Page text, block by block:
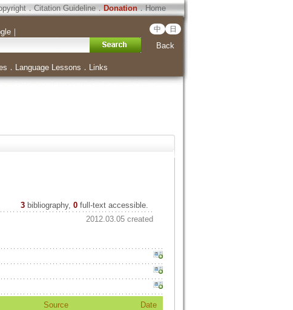
．Citation Guideline．Donation．Home
｜ 中 日
Back
． Language Lessons ． Links
3 bibliography, 0full-text accessible.
2012.03.05 created
Source Date